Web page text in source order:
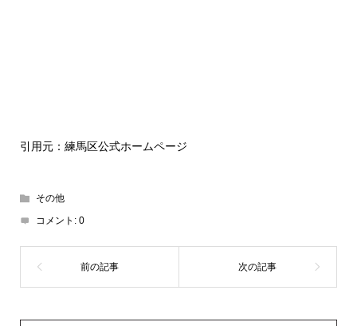
引用元：練馬区公式ホームページ
その他
コメント: 0